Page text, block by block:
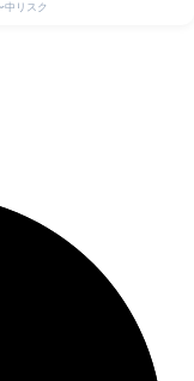
中リスク